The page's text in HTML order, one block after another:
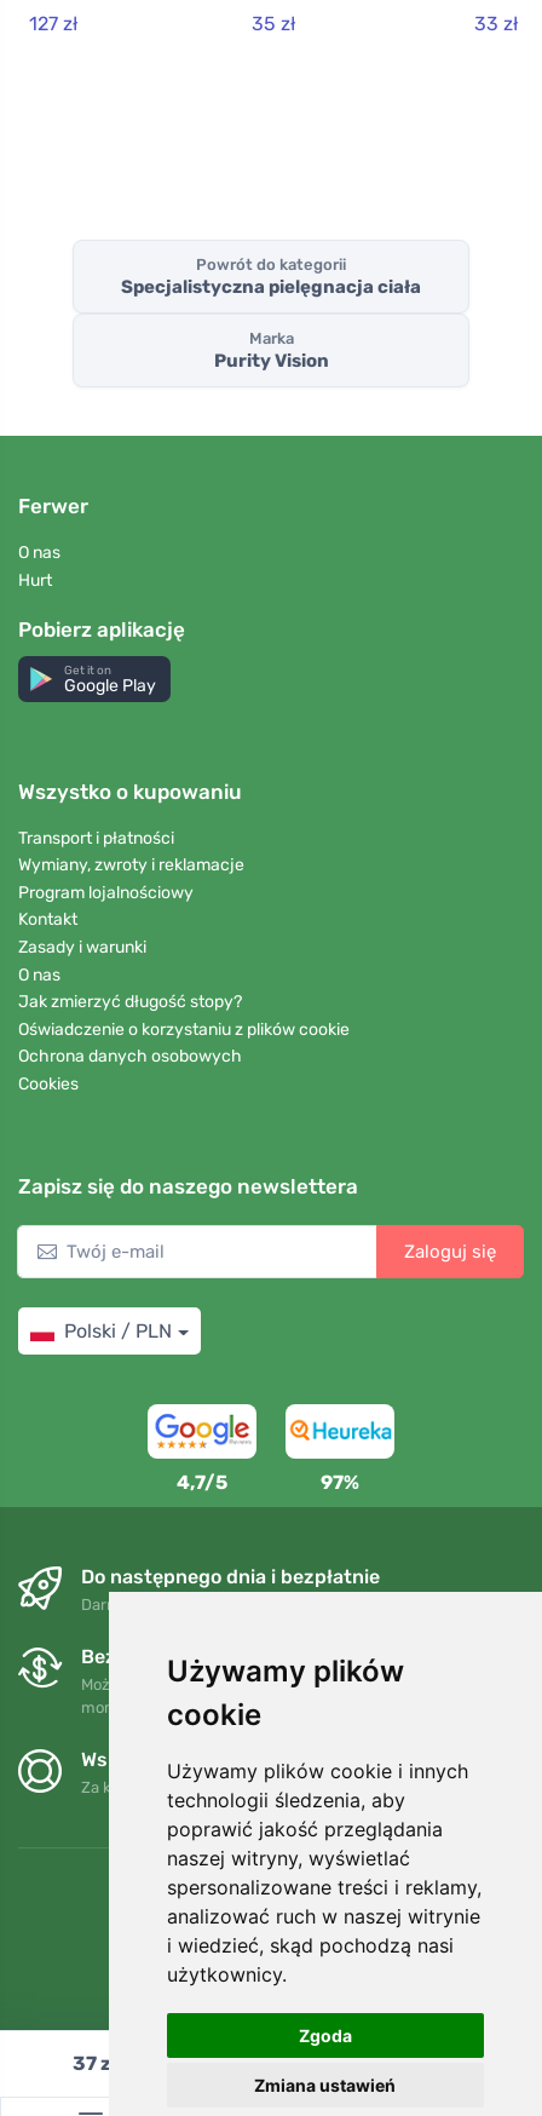
Używamy plików
cookie
Używamy plików cookie i innych
technologii śledzenia, aby
poprawić jakość przeglądania
naszej witryny, wyświetlać
spersonalizowane treści i reklamy,
analizować ruch w naszej witrynie
i wiedzieć, skąd pochodzą nasi
użytkownicy.
Zgoda
Zmiana ustawień
127 zł 35 zł 33 zł
Powrót do kategorii
Specjalistyczna pielęgnacja ciała
Marka
Purity Vision
Ferwer
O nas
Hurt
Pobierz aplikację
Get it on
Google Play
Wszystko o kupowaniu
Transport i płatności
Wymiany, zwroty i reklamacje
Program lojalnościowy
Kontakt
Zasady i warunki
O nas
Jak zmierzyć długość stopy?
Oświadczenie o korzystaniu z plików cookie
Ochrona danych osobowych
Cookies
Zapisz się do naszego newslettera
Zaloguj się
Polski / PLN
4,7/5 97%
Do następnego dnia i bezpłatnie
Darmowa wysyłka dla zamówień powyżej 250 PLN
Bezpłatne wymiany i zwroty
Możesz zwrócić lub wymienić swoje zamówienie w dowolnym
momencie w ciągu 90 dni.
Wspieramy Trees.org
Za każde zamówienie sadzimy drzewo! Czytaj więcej
37zł Dodaj do koszyka